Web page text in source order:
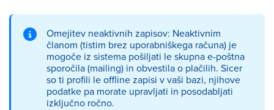
Omejitev neaktivnih zapisov: Neaktivnim
članom (tistim brez uporabniškega računa) je
mogoče iz sistema pošiljati le skupna e-poštna
sporočila (mailing) in obvestila o plačilih. Sicer
so ti profili le offline zapisi v vaši bazi, njihove
podatke pa morate upravljati in posodabljati
izključno ročno.